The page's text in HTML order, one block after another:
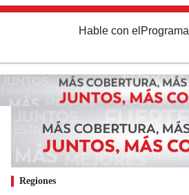
Hable con el Programa
Regiones